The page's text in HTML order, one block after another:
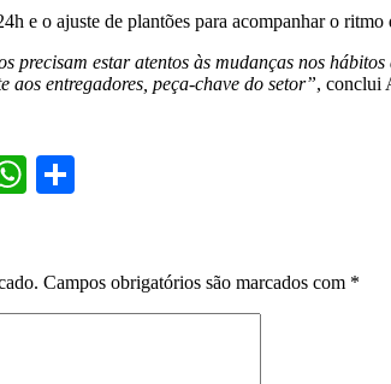
e o ajuste de plantões para acompanhar o
precisam estar atentos às mudanças nos
aos entregadores, peça-chave do setor”, conclui
WhatsApp
Campos obrigatórios são marcados com *